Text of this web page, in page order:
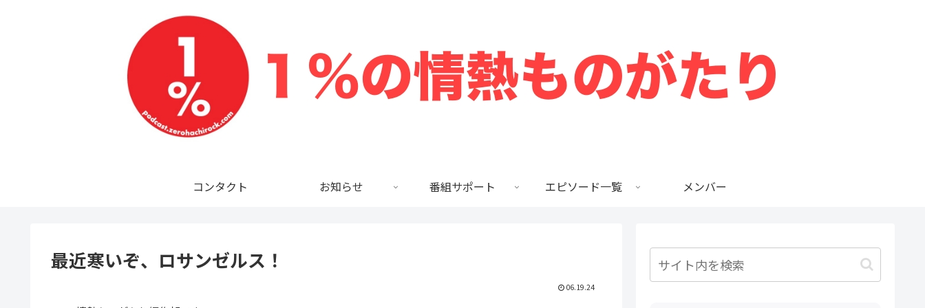
コンタクト お知らせ 番組サポート エピソード一覧 メンバー
最近寒いぞ、ロサンゼルス！
06.19.24